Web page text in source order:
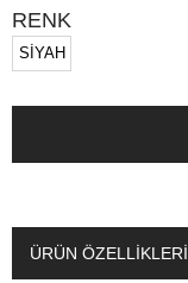
RENK
SİYAH
ÜRÜN ÖZELLIKLERI